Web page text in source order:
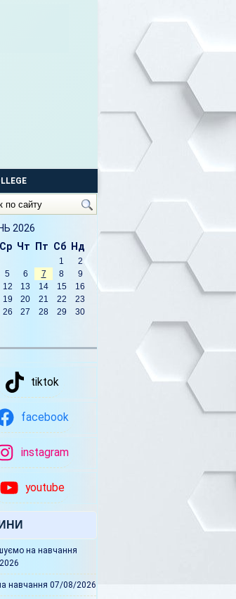
2026
Ср Чт Пт Сб Нд
1
2
5 6 7 8
9
12 13 14 15
16
19 20 21 22
23
26 27 28 29
30
tiktok
facebook
instagram
youtube
на навчання
навчання 07/08/2026